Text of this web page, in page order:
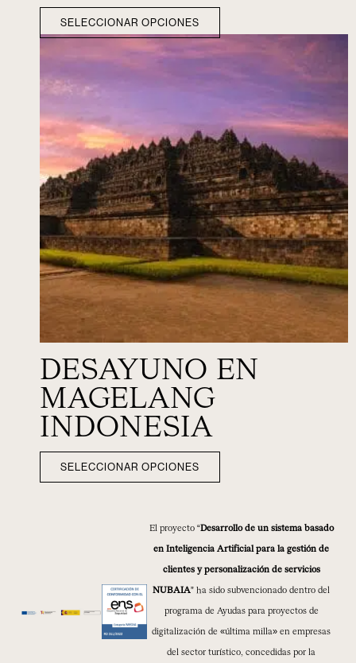
SELECCIONAR OPCIONES
DESAYUNO EN
MAGELANG
INDONESIA
SELECCIONAR OPCIONES
El proyecto “Desarrollo de un sistema basado
en Inteligencia Artificial para la gestión de
clientes y personalización de servicios
NUBAIA” ha sido subvencionado dentro del
programa de Ayudas para proyectos de
digitalización de «última milla» en empresas
del sector turístico, concedidas por la